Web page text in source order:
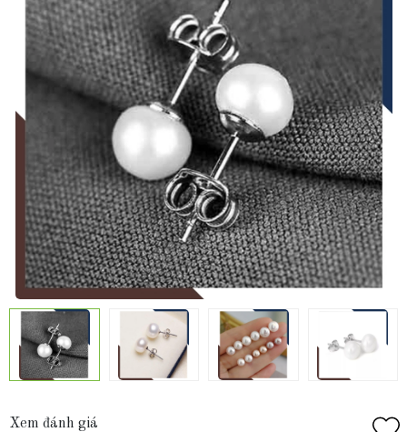
Xem đánh giá